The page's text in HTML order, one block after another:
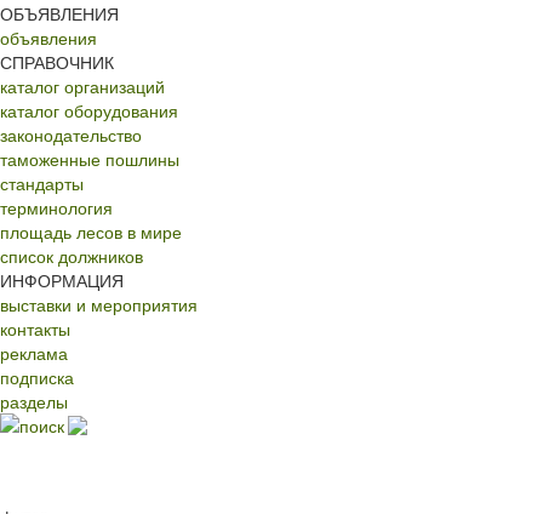
ОБЪЯВЛЕНИЯ
объявления
СПРАВОЧНИК
каталог организаций
каталог оборудования
законодательство
таможенные пошлины
стандарты
терминология
площадь лесов в мире
список должников
ИНФОРМАЦИЯ
выставки и мероприятия
контакты
реклама
подписка
разделы
поиск